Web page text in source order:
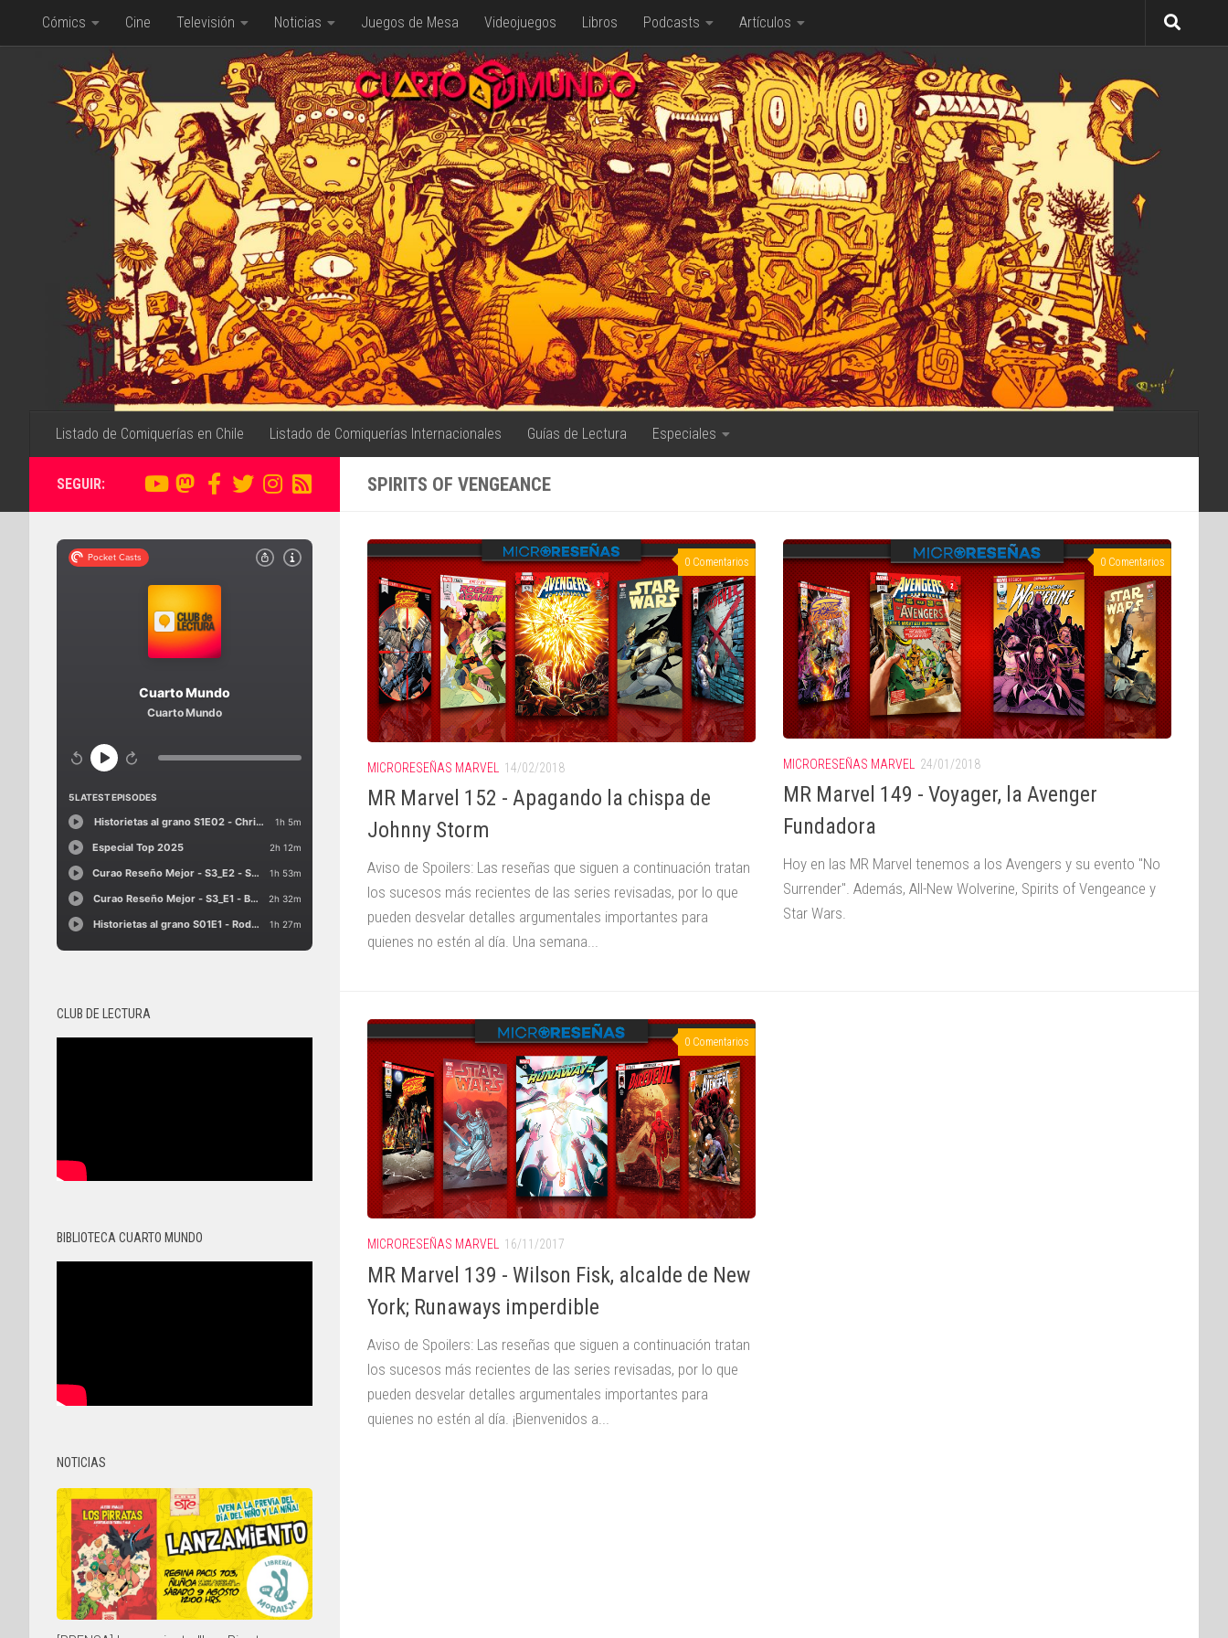
Saltar al contenido
Cómics Cine Televisión Noticias Juegos de Mesa Videojuegos Libros Podcasts Artículos
Listado de Comiquerías en Chile Listado de Comiquerías Internacionales Guías de Lectura Especiales
SPIRITS OF VENGEANCE
0 Comentarios
MICRORESEÑAS MARVEL 14/02/2018
MR Marvel 152 - Apagando la chispa de
Johnny Storm
Aviso de Spoilers: Las reseñas que siguen a continuación tratan
los sucesos más recientes de las series revisadas, por lo que
pueden desvelar detalles argumentales importantes para
quienes no estén al día. Una semana...
0 Comentarios
MICRORESEÑAS MARVEL 24/01/2018
MR Marvel 149 - Voyager, la Avenger
Fundadora
Hoy en las MR Marvel tenemos a los Avengers y su evento "No
Surrender". Además, All-New Wolverine, Spirits of Vengeance y
Star Wars.
0 Comentarios
MICRORESEÑAS MARVEL 16/11/2017
MR Marvel 139 - Wilson Fisk, alcalde de New
York; Runaways imperdible
Aviso de Spoilers: Las reseñas que siguen a continuación tratan
los sucesos más recientes de las series revisadas, por lo que
pueden desvelar detalles argumentales importantes para
quienes no estén al día. ¡Bienvenidos a...
SEGUIR:
CLUB DE LECTURA
BIBLIOTECA CUARTO MUNDO
NOTICIAS